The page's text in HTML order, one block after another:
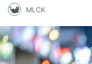
MLCK